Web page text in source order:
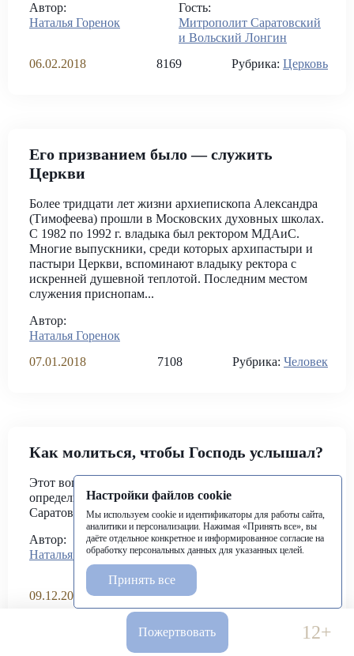
Автор:
Наталья Горенок
Гость:
Митрополит Саратовский
и Вольский Лонгин
06.02.2018
8169 Рубрика: Церковь
Его призванием было ― служить
Церкви
Более тридцати лет жизни архиепископа Александра
(Тимофеева) прошли в Московских духовных школах.
С 1982 по 1992 г. владыка был ректором МДАиС.
Многие выпускники, среди которых архипастыри и
пастыри Церкви, вспоминают владыку ректора с
искренней душевной теплотой. Последним местом
служения приснопам...
Автор:
Наталья Горенок
07.01.2018
7108 Рубрика: Человек
Как молиться, чтобы Господь услышал?
Этот вопрос, пришедший в нашу редакцию,
определил тему новой беседы с Митрополитом
Саратовским и Вольским ЛонгиномВИДЕО
Автор:
Наталья Горенок
Гость:
Митрополит Саратовский
и Вольский Лонгин
09.12.2017
18633
Пожертвовать 12+
Настройки файлов cookie
Мы используем cookie и идентификаторы для работы сайта,
аналитики и персонализации. Нажимая «Принять все», вы
даёте отдельное конкретное и информированное согласие на
обработку персональных данных для указанных целей.
Принять все